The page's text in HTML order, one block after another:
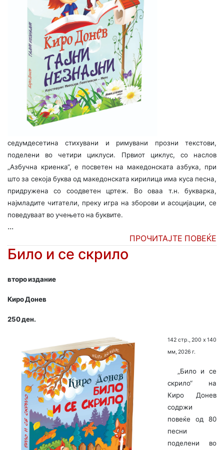
седумдесетина стихувани и римувани прозни текстови,
поделени во четири циклуси. Првиот циклус, со наслов
„Азбучна криенка“, е посветен на македонската азбука, при
што за секоја буква од македонската кирилица има куса песна,
придружена со соодветен цртеж. Во оваа т.н. букварка,
најмладите читатели, преку игра на зборови и асоцијации, се
поведуваат во учењето на буквите.
...
ПРОЧИТАЈТЕ ПОВЕЌЕ
Било и се скрило
второ издание
Киро Донев
250 ден.
142 стр., 200 х 140
мм, 2026 г.
„Било и се
скрило“ на
Киро Донев
содржи
повеќе од 80
песни
поделени во